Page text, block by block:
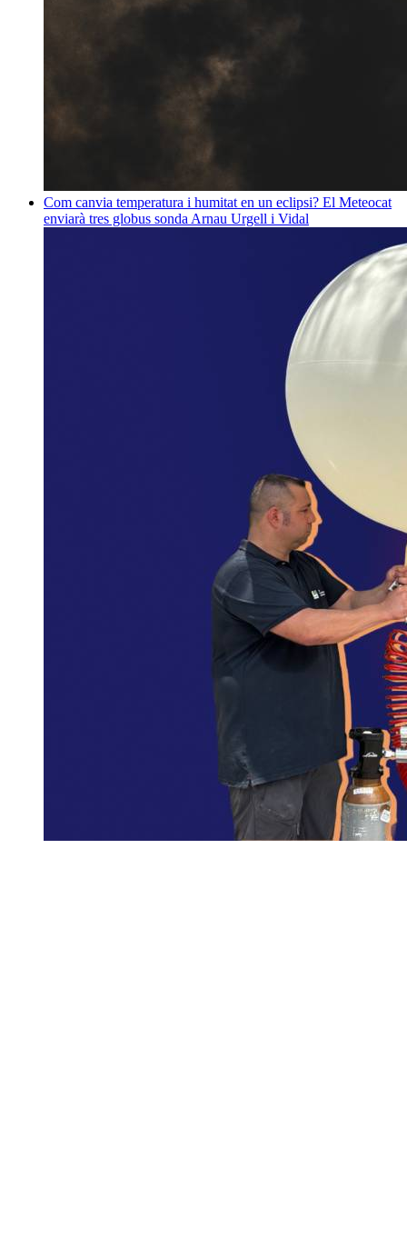
Com canvia temperatura i humitat en un eclipsi? El Meteocat
enviarà tres globus sonda Arnau Urgell i Vidal